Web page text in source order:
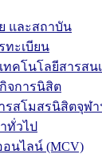
และสถาบัน
ทะเบียน
ทคโนโลยีสารสน
จการนิสิต
รสโมสรนิสิตจุฬา
ทั่วไป
อนไลน์ (MCV)